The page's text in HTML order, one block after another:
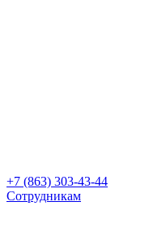
+7 (863) 303-43-44
Сотрудникам